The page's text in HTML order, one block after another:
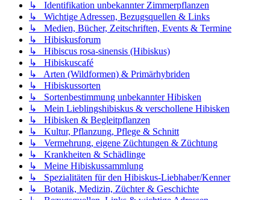
↳ Identifikation unbekannter Zimmerpflanzen
↳ Wichtige Adressen, Bezugsquellen & Links
↳ Medien, Bücher, Zeitschriften, Events & Termine
↳ Hibiskusforum
↳ Hibiscus rosa-sinensis (Hibiskus)
↳ Hibiskuscafé
↳ Arten (Wildformen) & Primärhybriden
↳ Hibiskussorten
↳ Sortenbestimmung unbekannter Hibisken
↳ Mein Lieblingshibiskus & verschollene Hibisken
↳ Hibisken & Begleitpflanzen
↳ Kultur, Pflanzung, Pflege & Schnitt
↳ Vermehrung, eigene Züchtungen & Züchtung
↳ Krankheiten & Schädlinge
↳ Meine Hibiskussammlung
↳ Spezialitäten für den Hibiskus-Liebhaber/Kenner
↳ Botanik, Medizin, Züchter & Geschichte